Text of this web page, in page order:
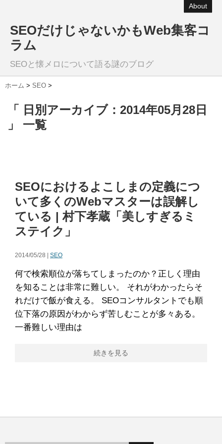
About
SEOだけじゃないかもWeb集客コ
ラム
SEOと懐メロについて語る謎のブログ
ホーム > SEO >
「 日別アーカイブ：2014年05月28日
」 一覧
SEOにおけるよこしまの定義につ
いて多くのWebマスターは誤解し
ている | 村下孝蔵「美しすぎるミ
ステイク」
2014/05/28 | SEO
何で検索順位が落ちてしまったのか？正しく理由
を知ることは非常に難しい。 それがわかったらそ
れだけで飯が食える。 SEOコンサルタントでも順
位下落の原因がわからず苦しむことが多々ある。
一番難しい理由は
続きを見る